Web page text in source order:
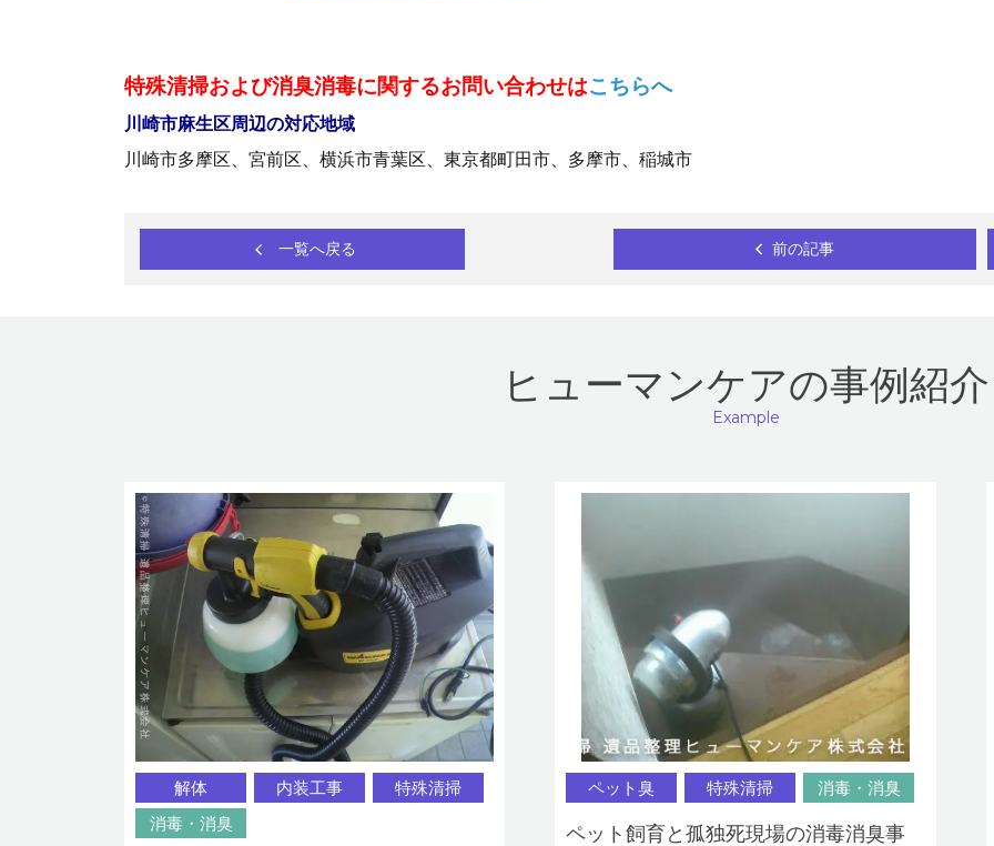
特殊清掃および消臭消毒に関するお問い合わせはこちらへ
川崎市麻生区周辺の対応地域
川崎市多摩区、宮前区、横浜市青葉区、東京都町田市、多摩市、稲城市
一覧へ戻る 前の記事
ヒューマンケアの事例紹介
Example
解体 内装工事
特殊清掃
消毒・消臭
ペット臭 特殊清掃 消毒・消臭
ペット飼育と孤独死現場の消毒消臭事